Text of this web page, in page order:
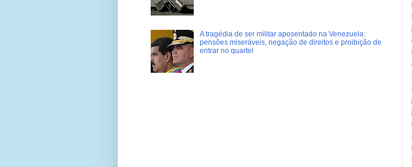
A tragédia de ser militar aposentado na Venezuela:
pensões miseráveis, negação de direitos e proibição de
entrar no quartel